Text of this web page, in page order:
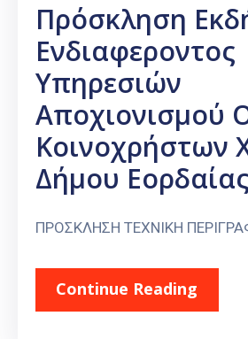
Πρόσκληση
Ενδιαφεροντος
Υπηρεσιών
Αποχιονισμού
Κοινοχρήστων
Δήμου Εορδαίας
ΠΡΟΣΚΛΗΣΗ ΤΕΧΝΙΚΗ
Continue Reading